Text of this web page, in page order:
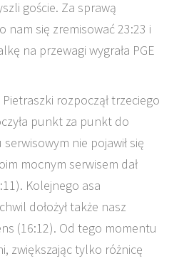
goście. Za sprawą
nam się zremisować 23:23 i
na przewagi wygrała PGE
rozpoczął trzeciego
punkt za punkt do
nie pojawił się
mocnym serwisem dał
Kolejnego asa
dołożył także nasz
(16:12). Od tego momentu
zwiększając tylko różnicę